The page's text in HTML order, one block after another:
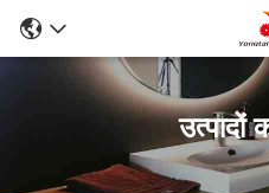
उत्पादों